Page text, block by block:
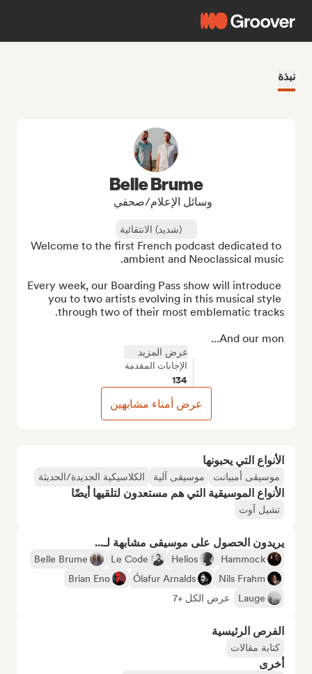
نبذة
الأنواع التي يحبونها
موسيقى أمبيانت موسيقى آلية الكلاسيكية الجديدة/الحديثة
الأنواع الموسيقية التي هم مستعدون لتلقيها أيضًا
تشيل آوت
يريدون الحصول على موسيقى مشابهة لـ...
Hammock
Helios
Le Code
Belle Brume
Nils Frahm
Ólafur Arnalds
Brian Eno
Lauge
عرض الكل +7
الفرص الرئيسية
كتابة مقالات
أخرى
Belle Brume
وسائل الإعلام/صحفي
(شديد) الانتقائية
Welcome to the first French podcast dedicated to
Every week, our Boarding Pass show will introduce
you to two artists evolving in this musical style
And our mon...
عرض المزيد
الإجابات المقدمة
134
عرض أمناء مشابهين